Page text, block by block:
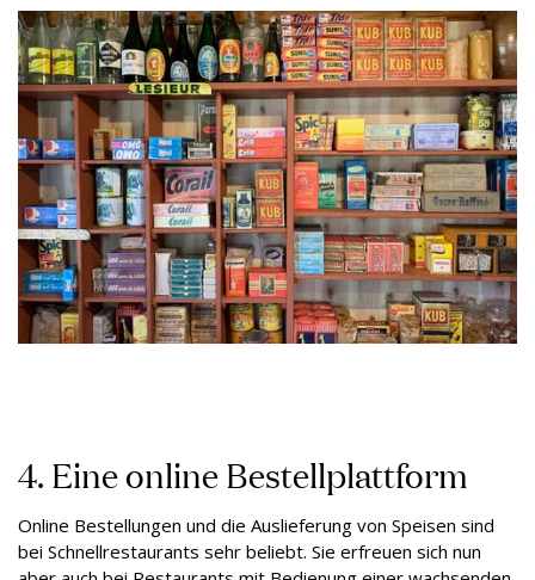
4. Eine online Bestellplattform
Online Bestellungen und die Auslieferung von Speisen sind
bei Schnellrestaurants sehr beliebt. Sie erfreuen sich nun